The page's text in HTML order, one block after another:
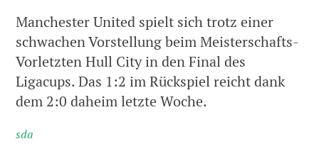
Manchester United spielt sich trotz einer
schwachen Vorstellung beim Meisterschafts-
Vorletzten Hull City in den Final des
Ligacups. Das 1:2 im Rückspiel reicht dank
dem 2:0 daheim letzte Woche.
sda